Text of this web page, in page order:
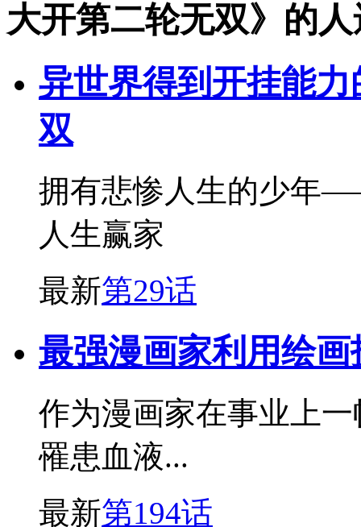
大开第二轮无双》的
异世界得到开挂能
双
拥有悲惨人生的少年
人生赢家
最新第29话
最强漫画家利用绘
作为漫画家在事业上
罹患血液...
最新第194话